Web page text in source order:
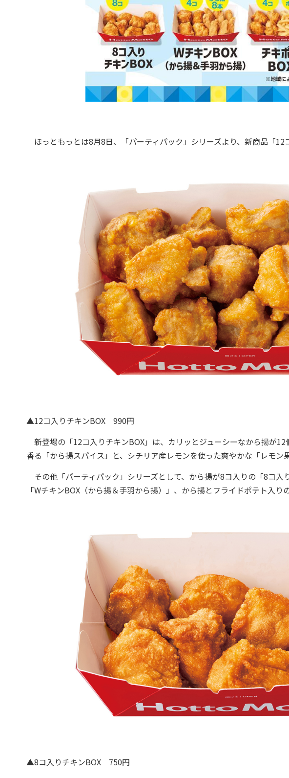
ほっともっとは8月8日、「パーティパック」シリーズより、新商品「12
▲12コ入りチキンBOX 990円
新登場の「12コ入りチキンBOX」は、カリッとジューシーなから揚が
香る「から揚スパイス」と、シチリア産レモンを使った爽やかな「レモン
その他「パーティパック」シリーズとして、から揚が8コ入りの「8コ入
「WチキンBOX（から揚＆手羽から揚）」、から揚とフライドポテト入り
▲8コ入りチキンBOX 750円